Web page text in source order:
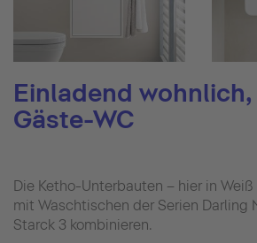
Einladend
Gäste-WC
Die Ketho-Unterbauten – hier in
mit Waschtischen der Serien Darling
Starck 3 kombinieren.